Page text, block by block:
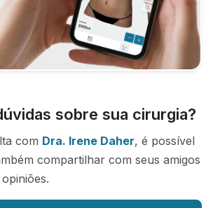
sobre sua cirurgia?
com Dra. Irene Daher, é possível
compartilhar com seus amigos